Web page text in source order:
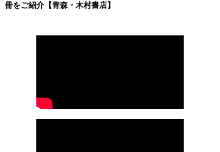
冊をご紹介【青森・木村書店】